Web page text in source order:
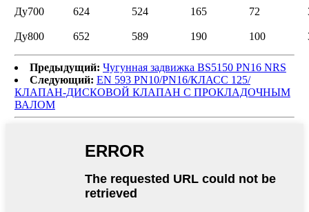
Ду700
624 524 165 72
Ду800 652 589 190 100
Предыдущий: Чугунная задвижка BS5150 PN16 NRS
Следующий: EN 593 PN10/PN16/КЛАСС 125/
КЛАПАН-ДИСКОВОЙ КЛАПАН С ПРОКЛАДОЧНЫМ
ВАЛОМ